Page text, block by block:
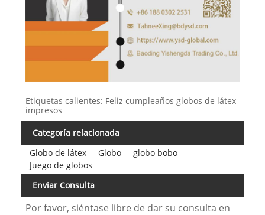
Etiquetas calientes: Feliz cumpleaños globos de látex
impresos
Categoría relacionada
Globo de látex
Globo
globo bobo
Juego de globos
Enviar Consulta
Por favor, siéntase libre de dar su consulta en